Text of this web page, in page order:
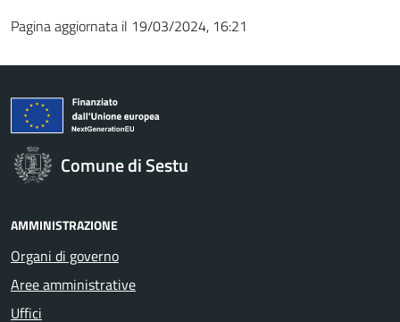
Pagina aggiornata il 19/03/2024, 16:21
Comune di Sestu
AMMINISTRAZIONE
Organi di governo
Aree amministrative
Uffici